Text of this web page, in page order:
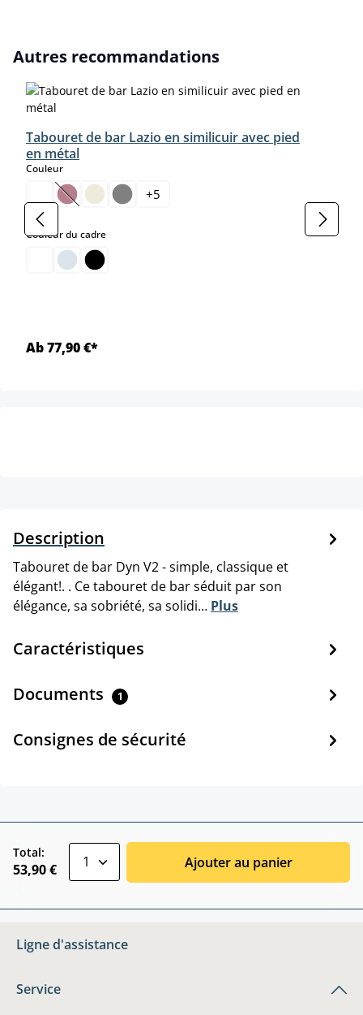
Ignorer la galerie de produits
Autres recommandations
Tabouret de bar Lazio en similicuir avec pied
en métal
Couleurselect
(Cette option n'est pas disponible pour le moment.)
+5
Couleur du cadreselect
Ab 77,90 €*
Description
Tabouret de bar Dyn V2 - simple, classique et
élégant!. . Ce tabouret de bar séduit par son
élégance, sa sobriété, sa solidi… Plus
Caractéristiques
Documents 1
Consignes de sécurité
Total:
53,90 € Ajouter au panier
Ligne d'assistance
Service